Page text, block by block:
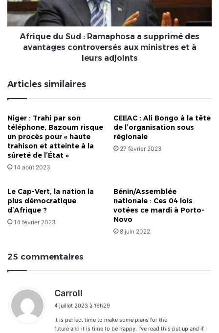
supprimé
des
avantages
controversés
leurs
adjoints
Afrique du Sud : Ramaphosa a supprimé des
avantages controversés aux ministres et à
leurs adjoints
Articles similaires
Niger : Trahi par son
téléphone, Bazoum risque
un procès pour « haute
trahison et atteinte à la
sûreté de l’État »
14 août 2023
CEEAC : Ali Bongo à la tête
de l’organisation sous
régionale
27 février 2023
Le Cap-Vert, la nation la
plus démocratique
d’Afrique ?
14 février 2023
Bénin/Assemblée
nationale : Ces 04 lois
votées ce mardi à Porto-
Novo
8 juin 2022
25 commentaires
Carroll
t
:
4 juillet 2023 à 16h29
It is perfect time to make some plans for the
future and it is time to be happy. I’ve read this put up and if I